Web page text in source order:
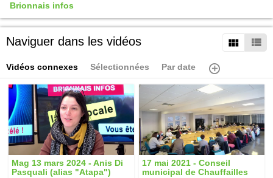
Brionnais infos
Naviguer dans les vidéos
Vidéos connexes Sélectionnées Par date
Mag 13 mars 2024 - Anis Di
Pasquali (alias "Atapa")
17 mai 2021 - Conseil
municipal de Chauffailles